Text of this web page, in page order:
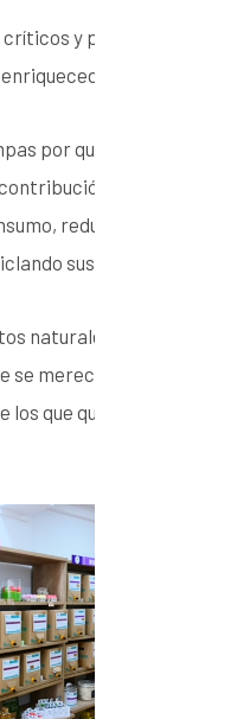
y pienso
por que nos
a la
reduciendo
sus usos.
naturales,
se merecen, por
que queremos.